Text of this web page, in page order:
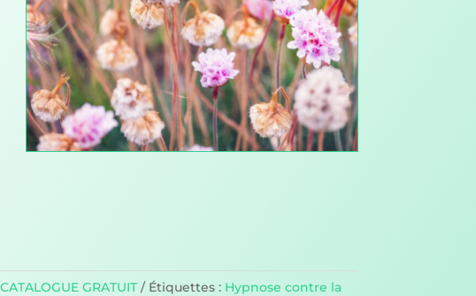
GRATUIT Étiquettes : Hypnose contre la